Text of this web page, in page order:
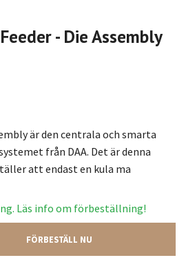
- Die Assembly
är den centrala och smarta
från DAA. Det är denna
att endast en kula ma
Läs info om förbeställning!
FÖRBESTÄLL NU